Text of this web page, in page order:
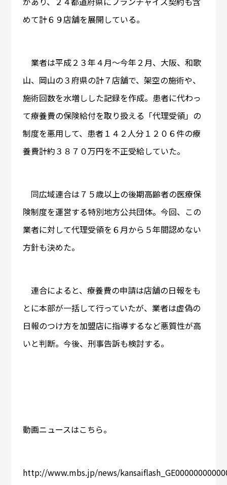
めて計６９店舗を展開している。
業者は平成２３年４月～今年２月、大阪、和歌
山、岡山の３府県の計７店舗で、架空の施術や、
施術回数を水増しした記録を作成。患者に代わっ
て療養費の保険給付を取り扱える「代理受領」の
制度を悪用して、患者１４２人分１２０６件の療
養費計約３８７０万円を不正受給していた。
同広域連合は７５歳以上の後期高齢者の医療保
険制度を運営する特別地方公共団体。今回、この
業者に対して代理受領を６月から５年間認めない
方針も決めた。
連合によると、療養費の申請は店舗の日報をも
とに本部が一括して行っていたが、業者は虚偽の
日報のつけ方を加盟店に指導するなど悪質性が高
いと判断。今後、刑事告訴も検討する。
動画ニュースはこちら。
http://www.mbs.jp/news/